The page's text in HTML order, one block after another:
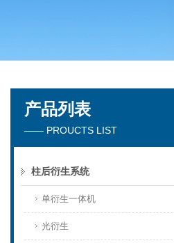
天津琛航科苑科技发展有限公司
产品列表
—— PROUCTS LIST
柱后衍生系统
单衍生一体机
光衍生